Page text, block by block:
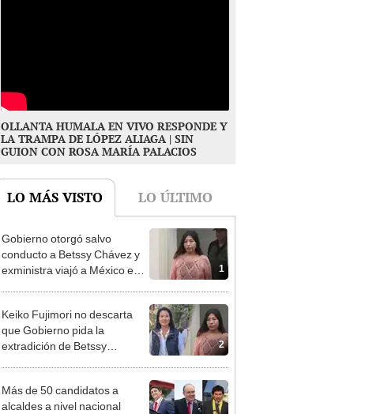
OLLANTA HUMALA EN VIVO RESPONDE Y
LA TRAMPA DE LÓPEZ ALIAGA | SIN
GUION CON ROSA MARÍA PALACIOS
LO MÁS VISTO LO ÚLTIMO
1
Gobierno otorgó salvo
conducto a Betssy Chávez y
exministra viajó a México en
2
Keiko Fujimori no descarta
que Gobierno pida la
extradición de Betssy
Más de 50 candidatos a
alcaldes a nivel nacional